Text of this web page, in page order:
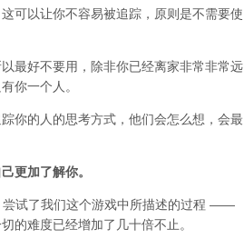
可以让你不容易被追踪，原则是不需要使
最好不要用，除非你已经离家非常非常远
你一个人。
你的人的思考方式，他们会怎么想，会最
更加了解你。
尝试了我们这个游戏中所描述的过程 ——
的难度已经增加了几十倍不止。